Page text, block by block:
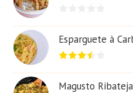
Esparguete à
Magusto